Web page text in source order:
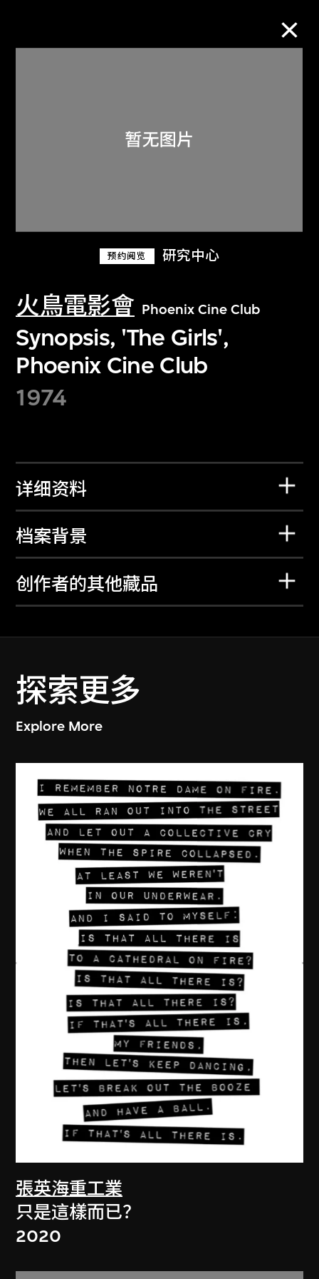
预约阅览 研究中心
火鳥電影會 Phoenix Cine Club
Synopsis, 'The Girls',
Phoenix Cine Club
1974
详细资料
档案背景
创作者的其他藏品
探索更多
Explore More
張英海重工業
只是這樣而已？
2020
关于M+藏品
探索世界顶级的二十及二十一世纪视觉
文化藏品。